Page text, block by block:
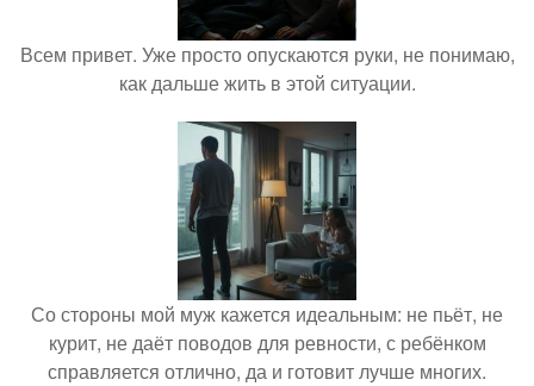
Всем привет. Уже просто опускаются руки, не понимаю,
как дальше жить в этой ситуации.
Со стороны мой муж кажется идеальным: не пьёт, не
курит, не даёт поводов для ревности, с ребёнком
справляется отлично, да и готовит лучше многих.